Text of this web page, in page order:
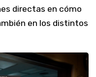
directas en cómo
en los distintos